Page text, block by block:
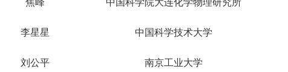
李星星 中国科学技术大学
刘公平 南京工业大学